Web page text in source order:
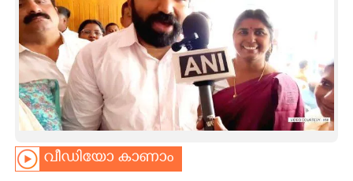
SPIRITUAL
INFO+
ART
ASTRO
വീഡിയോ കാണാം